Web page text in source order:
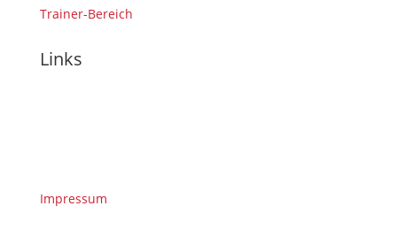
Trainer-Bereich
Links
Impressum